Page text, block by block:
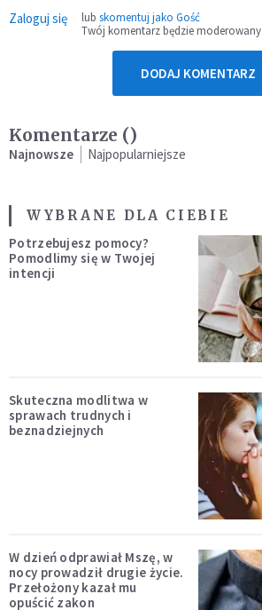
Zaloguj się lub skomentuj jako Gość
Twój komentarz będzie moderowany
DODAJ KOMENTARZ
Komentarze ()
Najnowsze Najpopularniejsze
WYBRANE DLA CIEBIE
Potrzebujesz pomocy?
Pomodlimy się w Twojej
intencji
Skuteczna modlitwa w
sprawach trudnych i
beznadziejnych
W dzień odprawiał Mszę, w
nocy prowadził drugie życie.
Przełożony kazał mu
opuścić zakon